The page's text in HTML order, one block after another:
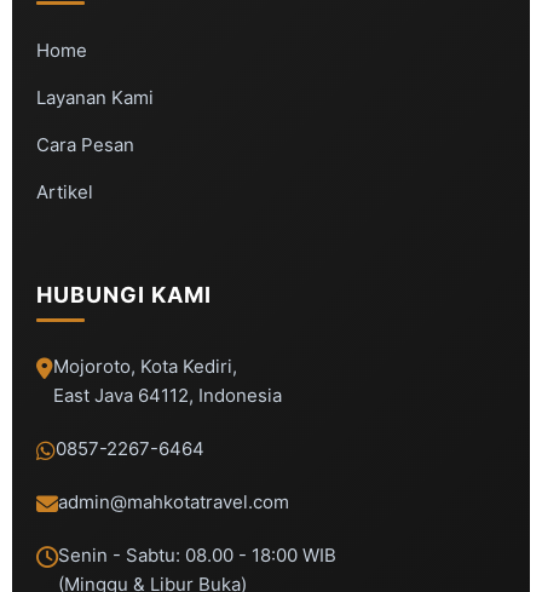
Home
Layanan Kami
Cara Pesan
Artikel
HUBUNGI KAMI
Mojoroto, Kota Kediri,
East Java 64112, Indonesia
0857-2267-6464
admin@mahkotatravel.com
Senin - Sabtu: 08.00 - 18:00 WIB
(Minggu & Libur Buka)